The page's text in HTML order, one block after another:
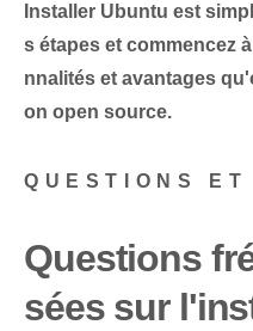
Installer Ubuntu est
s étapes et commencez
nnalités et avantages
on open source.
QUESTIONS ET
Questions
sées sur